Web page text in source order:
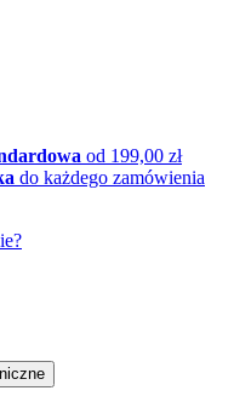
od 199,00 zł
do każdego zamówienia